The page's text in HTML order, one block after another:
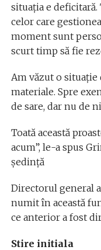
situația e deficitară.
celor care
moment sunt
scurt timp să fie
Am văzut o
materiale. Spre
de sare, dar nu de
Toată această
acum”, le-a spus
ședință
Directorul general
numit în această
ce anterior a fost
Stire initiala